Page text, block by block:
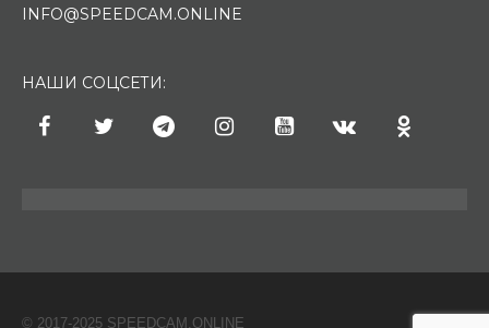
INFO@SPEEDCAM.ONLINE
НАШИ СОЦСЕТИ:
© 2017-2025 SPEEDCAM.ONLINE